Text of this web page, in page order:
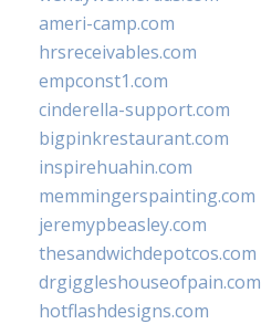
ameri-camp.com
hrsreceivables.com
empconst1.com
cinderella-support.com
bigpinkrestaurant.com
inspirehuahin.com
memmingerspainting.com
jeremypbeasley.com
thesandwichdepotcos.com
drgiggleshouseofpain.com
hotflashdesigns.com